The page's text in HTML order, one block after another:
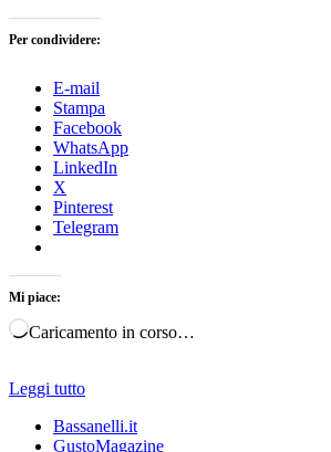
Per condividere:
E-mail
Stampa
Facebook
WhatsApp
LinkedIn
X
Pinterest
Telegram
Mi piace:
Caricamento in corso…
Leggi tutto
Bassanelli.it
GustoMagazine